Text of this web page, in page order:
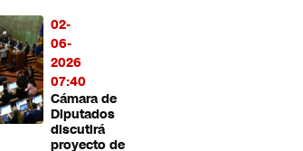
02-
06-
2026
07:40
Cámara de
Diputados
discutirá
proyecto de